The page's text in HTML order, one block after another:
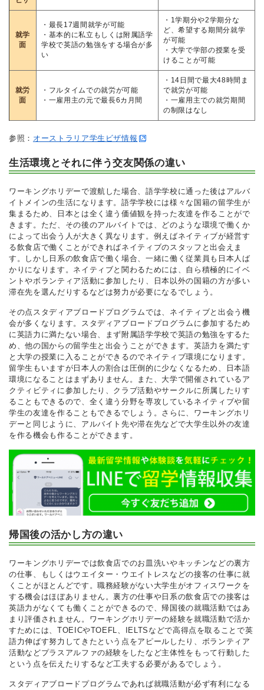
就学
面
・最長17週間就学が可能
・基本的に私立もしくは附属語学
学校で英語の勉強をする場合が多
い
・1学期分や2学期分な
ど、希望する期間分就学
が可能
・大学で学部の授業を受
けることが可能
就労
面
・フルタイムでの就労が可能
・一雇用主の元で最長6カ月間
・14日間で最大48時間ま
で就労が可能
・一雇用主での就労期間
の制限はなし
参照： オーストラリア学生ビザ情報
生活環境とそれに伴う交友関係の違い
ワーキングホリデーで渡航した場合、語学学校に通った後はアルバ
イトメインの生活になります。語学学校には様々な国籍の留学生が
集まるため、日本とは全く違う価値観を持った友達を作ることがで
きます。ただ、その後のアルバイトでは、どのような環境で働くか
によって出会う人が大きく異なります。例えばネイティブが経営す
る飲食店で働くことができればネイティブのスタッフと出会えま
す。しかし日系の飲食店で働く場合、一緒に働く従業員も日本人ば
かりになります。ネイティブと関わるためには、自ら積極的にイベ
ントやボランティア活動に参加したり、日本以外の国籍の方が多い
滞在先を選んだりするなどは努力が必要になるでしょう。
その点スタディアブロードプログラムでは、ネイティブと出会う機
会が多くなります。スタディアブロードプログラムに参加するため
に英語力に満たない場合、まず附属語学学校で英語の勉強をするた
め、他の国からの留学生と出会うことができます。英語力を満たす
と大学の授業に入ることができるのでネイティブ環境になります。
留学生もいますが日本人の割合は圧倒的に少なくなるため、日本語
環境になることはまずありません。また、大学で開催されているア
クティビティに参加したり、クラブ活動やサークルに所属したりす
ることもできるので、全く違う分野を専攻しているネイティブや留
学生の友達を作ることもできるでしょう。さらに、ワーキングホリ
デーと同じように、アルバイト先や滞在先などで大学生以外の友達
を作る機会も作ることができます。
帰国後の活かし方の違い
ワーキングホリデーでは飲食店でのお皿洗いやキッチンなどの裏方
の仕事、もしくはウエイター・ウエイトレスなどの接客の仕事に就
くことがほとんどです。職務経験がない大学生がオフィスワークを
する機会はほぼありません。裏方の仕事や日系の飲食店での接客は
英語力がなくても働くことができるので、帰国後の就職活動ではあ
まり評価されません。ワーキングホリデーの経験を就職活動で活か
すためには、TOEICやTOEFL、IELTSなどで高得点を取ることで英
語力伸ばす努力してきたという点をアピールしたり、ボランティア
活動などプラスアルファの経験をしたなど主体性をもって行動した
という点を伝えたりするなど工夫する必要があるでしょう。
スタディアブロードプログラムであれば就職活動が必ず有利になる